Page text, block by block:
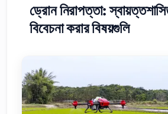
ড্রোন নিরাপত্তা:
বিবেচনা করার বিষয়গুলি